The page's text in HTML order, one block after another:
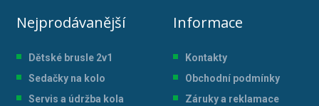
Nejprodávanější
Dětské brusle 2v1
Sedačky na kolo
Servis a údržba kola
Informace
Kontakty
Obchodní podmínky
Záruky a reklamace